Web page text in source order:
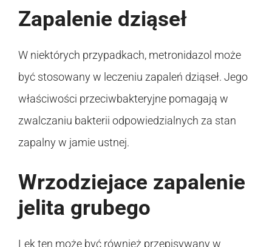
Zapalenie dziąseł
W niektórych przypadkach, metronidazol może
być stosowany w leczeniu zapaleń dziąseł. Jego
właściwości przeciwbakteryjne pomagają w
zwalczaniu bakterii odpowiedzialnych za stan
zapalny w jamie ustnej.
Wrzodziejace zapalenie
jelita grubego
Lek ten może być również przepisywany w